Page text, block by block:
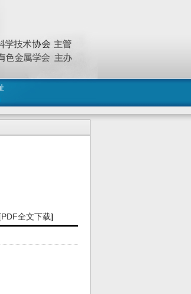
[PDF全文下载]